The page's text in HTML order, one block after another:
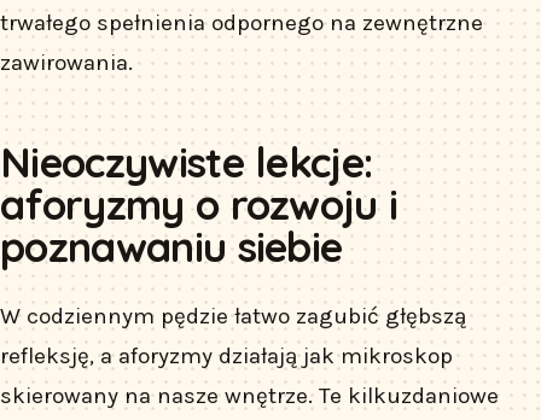
trwałego spełnienia odpornego na zewnętrzne
zawirowania.
Nieoczywiste lekcje:
aforyzmy o rozwoju i
poznawaniu siebie
W codziennym pędzie łatwo zagubić głębszą
refleksję, a aforyzmy działają jak mikroskop
skierowany na nasze wnętrze. Te kilkuzdaniowe